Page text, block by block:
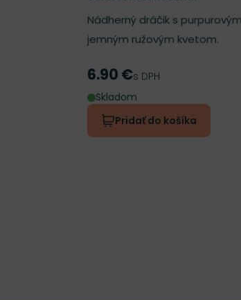
Nádherný dráčik s
jemným ružovým kvetom.
Cena
6.90 €s DPH
Skladom
Pridať do košíka